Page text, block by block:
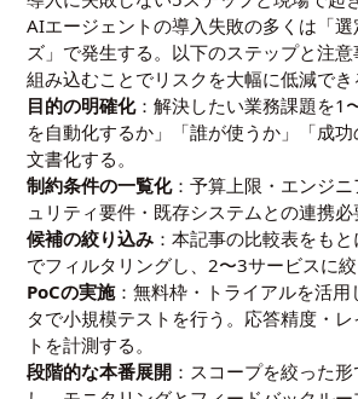
AIエージェントの導入失敗の多くは「
ズ」で発生する。以下のステップと注
組み込むことでリスクを大幅に低減でき
目的の明確化：解決したい業務課題を1
を自動化するか」「誰が使うか」「成
文書化する。
制約条件の一覧化：予算上限・エンジ
ュリティ要件・既存システムとの連携必
候補の絞り込み ：本記事の比較表をも
でフィルタリングし、2〜3サービスに絞
PoCの実施：無料枠・トライアルを活用
タで小規模テストを行う。応答精度・
トを計測する。
段階的な本番展開 ：スコープを絞った